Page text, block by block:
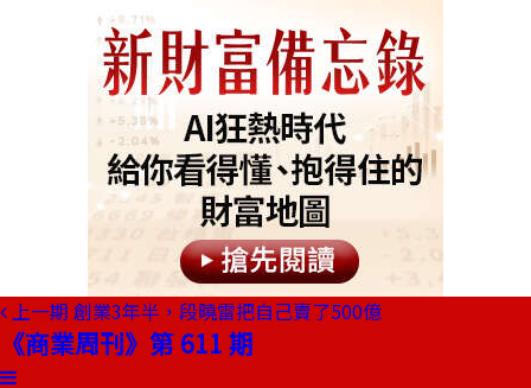
上一期 創業3年半，段曉雷把自己賣了500億
《商業周刊》第 611 期